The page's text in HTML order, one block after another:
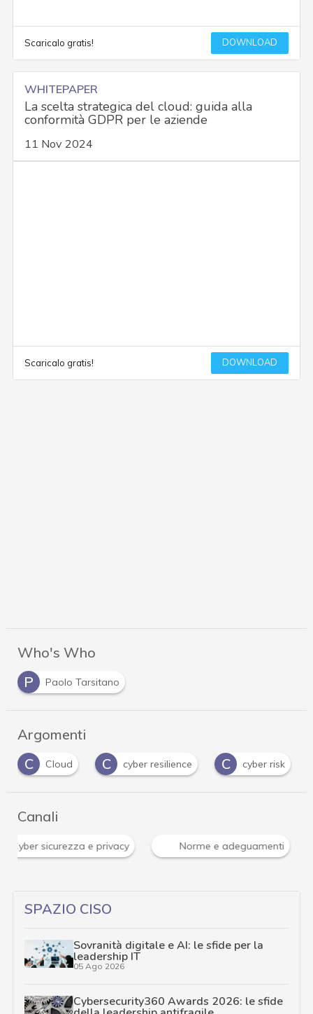
Scaricalo gratis! DOWNLOAD
WHITEPAPER
La scelta strategica del cloud: guida alla
conformità GDPR per le aziende
11 Nov 2024
Scaricalo gratis! DOWNLOAD
Who's Who
P
Paolo Tarsitano
Argomenti
C
Cloud C cyber resilience C cyber risk
Canali
Cyber sicurezza e privacy Norme e adeguamenti
SPAZIO CISO
Sovranità digitale e AI: le sfide per la
leadership IT
05 Ago 2026
Cybersecurity360 Awards 2026: le sfide